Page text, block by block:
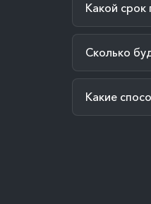
Какой срок
Сколько
Какие